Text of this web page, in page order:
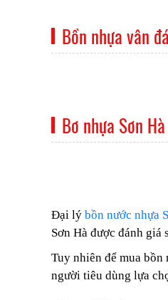
Bồn nhựa vân đá
Bơ nhựa Sơn Hà
Đại lý bồn nước nhựa
Sơn Hà được đánh giá
Tuy nhiên để mua
người tiêu dùng lựa